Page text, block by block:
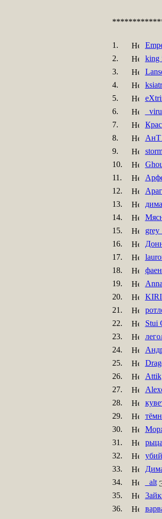
1.
2.
king
3.
4.
5.
6.
7.
8.
9.
10.
11.
12.
13.
14.
15.
16.
17.
18.
19.
20.
21.
22.
Stui
23.
24.
25.
26.
Attik
27.
28.
29.
30.
31.
32.
33.
34.
_alt
35.
36.